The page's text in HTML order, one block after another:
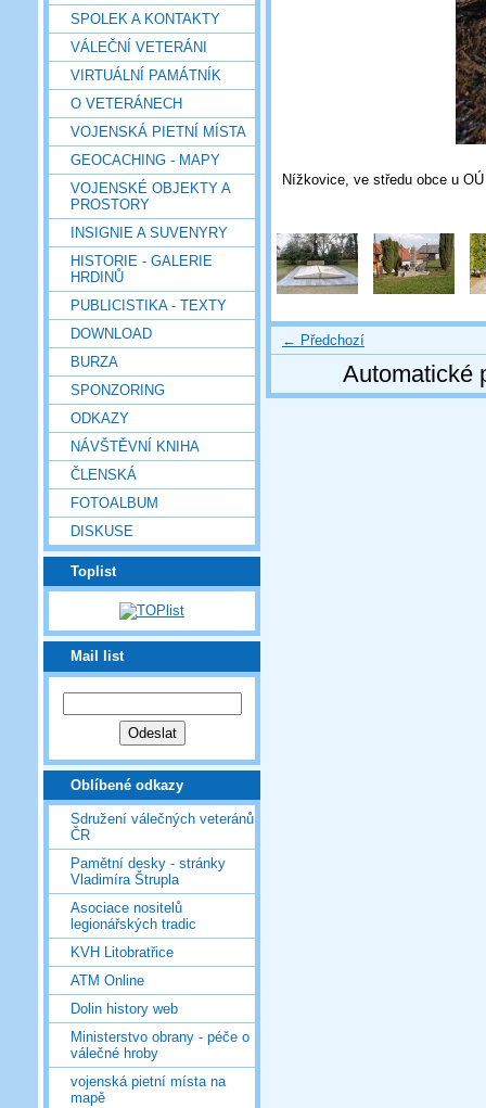
SPOLEK A KONTAKTY
VÁLEČNÍ VETERÁNI
VIRTUÁLNÍ PAMÁTNÍK
O VETERÁNECH
VOJENSKÁ PIETNÍ MÍSTA
GEOCACHING - MAPY
VOJENSKÉ OBJEKTY A
PROSTORY
INSIGNIE A SUVENYRY
HISTORIE - GALERIE
HRDINŮ
PUBLICISTIKA - TEXTY
DOWNLOAD
BURZA
SPONZORING
ODKAZY
NÁVŠTĚVNÍ KNIHA
ČLENSKÁ
FOTOALBUM
DISKUSE
Toplist
Mail list
Oblíbené odkazy
Sdružení válečných veteránů
ČR
Pamětní desky - stránky
Vladimíra Štrupla
Asociace nositelů
legionářských tradic
KVH Litobratřice
ATM Online
Dolin history web
Ministerstvo obrany - péče o
válečné hroby
vojenská pietní místa na
mapě
Nížkovice, ve středu obce u
← Předchozí
Automatické